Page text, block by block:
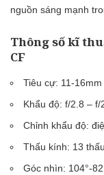
nguồn sáng mạnh
Thông số kĩ
CF
Tiêu cự: 11-16mm
Khẩu độ: f/2.8 – f/
Chỉnh khẩu độ:
Thấu kính: 13
Góc nhìn: 104°-